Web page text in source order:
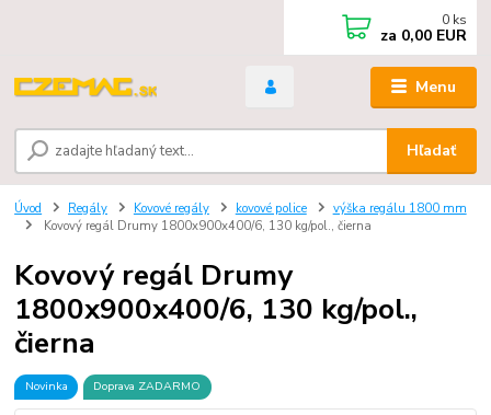
Menu
Hľadať
0 ks
za 0,00 EUR
Úvod Regály Kovové regály kovové police
výška regálu 1800 mm
Kovový regál Drumy 1800x900x400/6, 130 kg/pol., čierna
Kovový regál Drumy
1800x900x400/6, 130 kg/pol.,
čierna
Novinka Doprava ZADARMO